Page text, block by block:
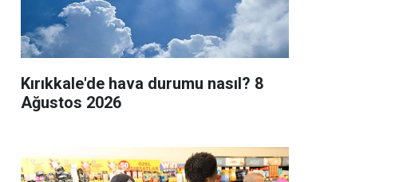
Kırıkkale'de hava durumu nasıl? 8
Ağustos 2026